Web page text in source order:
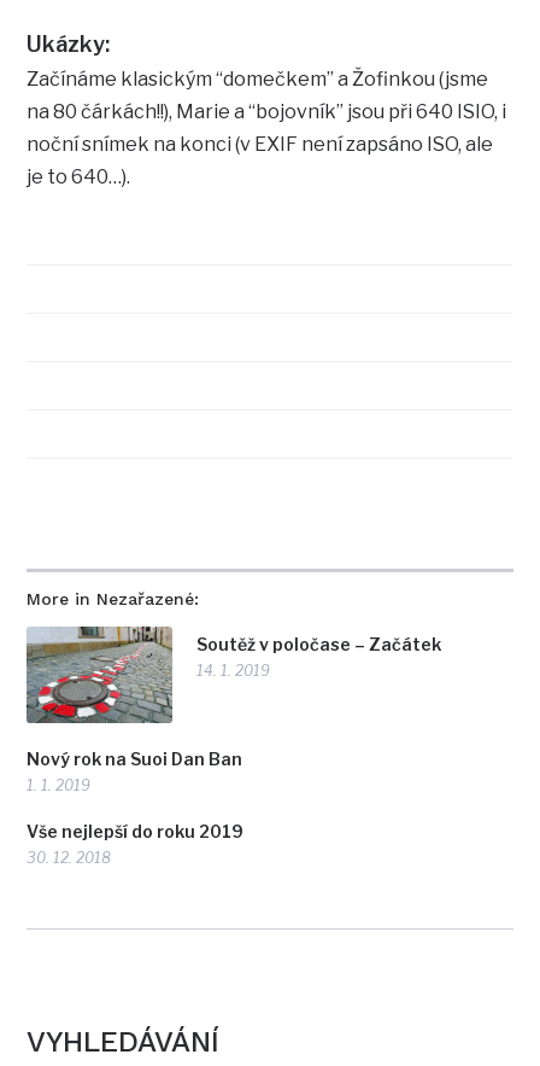
More in Nezařazené:
Soutěž v poločase – Začátek
14. 1. 2019
Nový rok na Suoi Dan Ban
1. 1. 2019
Vše nejlepší do roku 2019
30. 12. 2018
Ukázky:
Začínáme klasickým “domečkem” a Žofinkou (jsme
na 80 čárkách!!), Marie a “bojovník” jsou při 640 ISIO, i
noční snímek na konci (v EXIF není zapsáno ISO, ale
je to 640…).
VYHLEDÁVÁNÍ